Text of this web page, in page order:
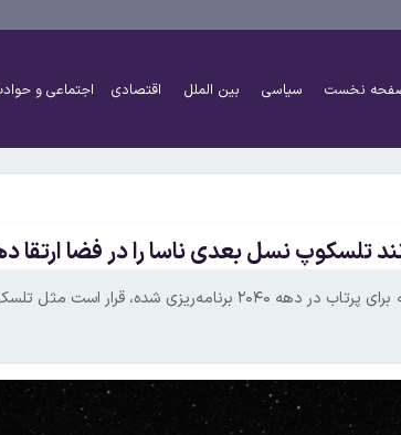
نخست سیاسی بین الملل اقتصادی اجتماعی و
تلسکوپ نسل بعدی ناسا را در فضا ارتقا
رصدخانه جهان‌های زیست‌پذیر که برای پرتاب در دهه ۲۰۴۰